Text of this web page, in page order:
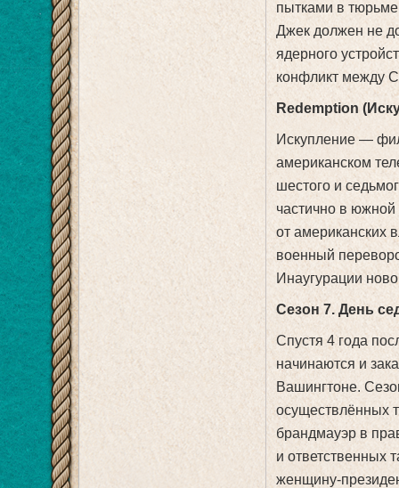
пытками в
Джек должен не
ядерного
конфликт между
Redemption
Искупление —
американском
шестого и
частично в
от американских
военный
Инаугурации
Сезон 7. День
Спустя 4 года
начинаются и
Вашингтоне.
осуществлённых
брандмауэр в
и ответственных
женщину-